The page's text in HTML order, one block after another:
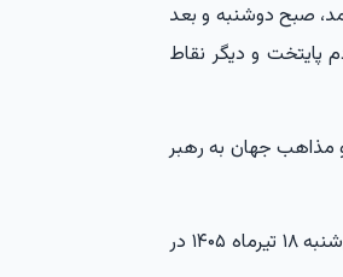
صبح دوشنبه و بعد
پایتخت و دیگر نقاط
مذاهب جهان به رهبر
پیکر مطهر رهبر شهید انقلاب امروز ۱۶ تیرماه ۱۴۰۵ در شهر مقدّس قم و روز پنج‌شنبه ۱۸ تیرماه ۱۴۰۵ در